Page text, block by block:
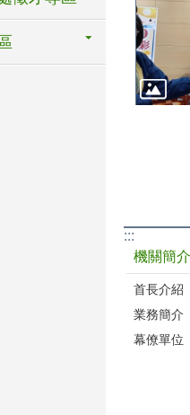
:::
機關簡介
首長介紹
業務簡介
幕僚單位